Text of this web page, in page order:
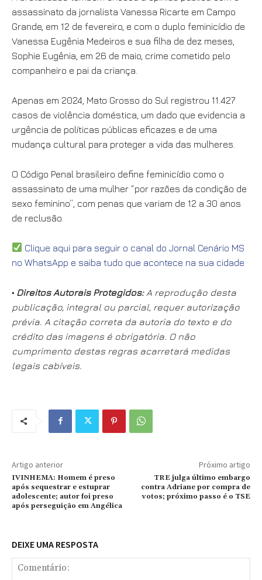
assassinato da jornalista Vanessa Ricarte em Campo
Grande, em 12 de fevereiro, e com o duplo feminicídio de
Vanessa Eugênia Medeiros e sua filha de dez meses,
Sophie Eugênia, em 26 de maio, crime cometido pelo
companheiro e pai da criança.
Apenas em 2024, Mato Grosso do Sul registrou 11.427
casos de violência doméstica, um dado que evidencia a
urgência de políticas públicas eficazes e de uma
mudança cultural para proteger a vida das mulheres.
O Código Penal brasileiro define feminicídio como o
assassinato de uma mulher “por razões da condição de
sexo feminino”, com penas que variam de 12 a 30 anos
de reclusão.
Clique aqui para seguir o canal do Jornal Cenário MS
no WhatsApp e saiba tudo que acontece na sua cidade
• Direitos Autorais Protegidos:A reprodução desta
publicação, integral ou parcial, requer autorização
prévia. A citação correta da autoria do texto e do
crédito das imagens é obrigatória. O não
cumprimento destas regras acarretará medidas
legais cabíveis.
Artigo anterior
IVINHEMA: Homem é preso
após sequestrar e estuprar
adolescente; autor foi preso
após perseguição em Angélica
Próximo artigo
TRE julga último embargo
contra Adriane por compra de
votos; próximo passo é o TSE
DEIXE UMA RESPOSTA